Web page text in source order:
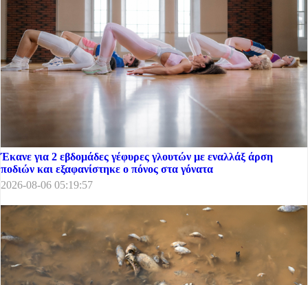
Έκανε για 2 εβδομάδες γέφυρες γλουτών με εναλλάξ άρση
ποδιών και εξαφανίστηκε ο πόνος στα γόνατα
2026-08-06 05:19:57